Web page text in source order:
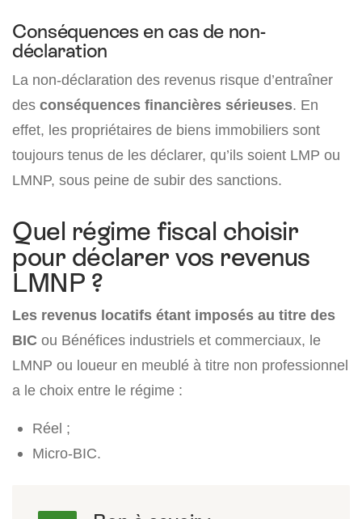
Conséquences en cas de non-
déclaration
La non-déclaration des revenus risque d’entraîner
des conséquences financières sérieuses. En
effet, les propriétaires de biens immobiliers sont
toujours tenus de les déclarer, qu’ils soient LMP ou
LMNP, sous peine de subir des sanctions.
Quel régime fiscal choisir
pour déclarer vos revenus
LMNP ?
Les revenus locatifs étant imposés au titre des
BIC ou Bénéfices industriels et commerciaux, le
LMNP ou loueur en meublé à titre non professionnel
a le choix entre le régime :
Réel ;
Micro-BIC.